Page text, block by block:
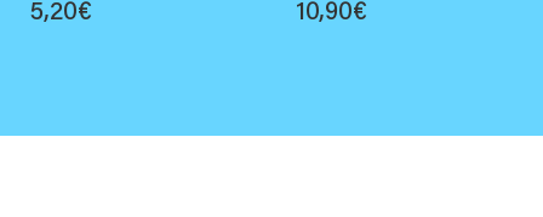
5,20€ 10,90€